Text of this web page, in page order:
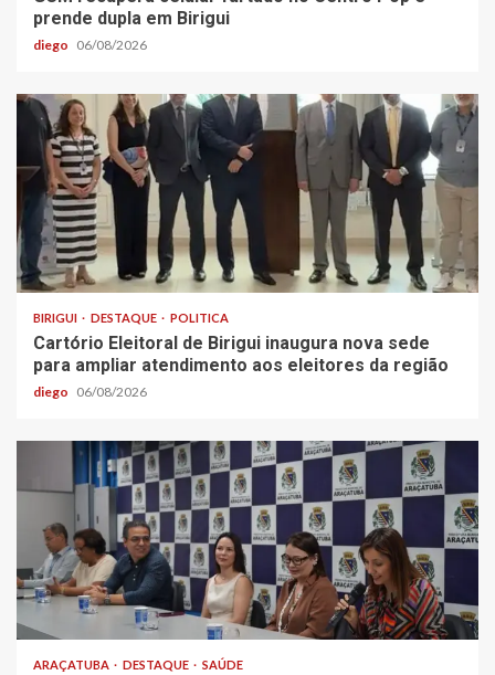
prende dupla em Birigui
diego 06/08/2026
BIRIGUI DESTAQUE POLITICA
Cartório Eleitoral de Birigui inaugura nova sede
para ampliar atendimento aos eleitores da região
diego 06/08/2026
ARAÇATUBA DESTAQUE SAÚDE